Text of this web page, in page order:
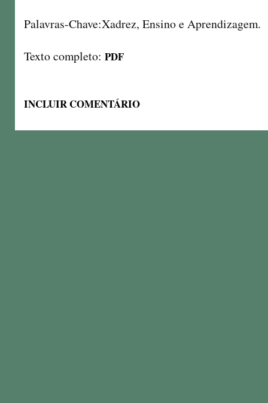
Palavras-Chave:Xadrez, Ensino e Aprendizagem.
Texto completo: PDF
INCLUIR COMENTÁRIO